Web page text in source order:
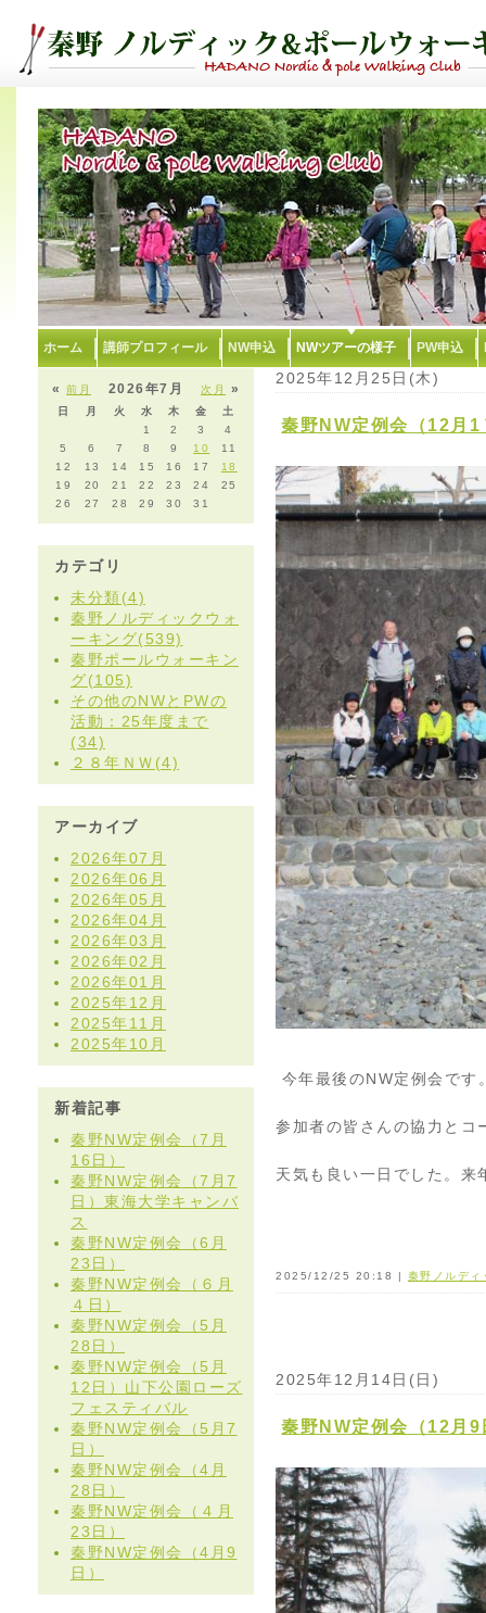
ホーム 講師プロフィール NW申込 NWツアーの様子 PW申込
«前月 次月 »
2026年7月
日 月 火 水 木 金
土
1
2 3
4
5
6 7 8 9 10
11
12
13 14 15 16 17
18
19
20 21 22 23 24
25
26
27 28 29 30 31
カテゴリ
未分類(4)
秦野ノルディックウォ
ーキング(539)
秦野ポールウォーキン
グ(105)
その他のNWとPWの
活動：25年度まで
(34)
２８年ＮＷ(4)
アーカイブ
2026年07月
2026年06月
2026年05月
2026年04月
2026年03月
2026年02月
2026年01月
2025年12月
2025年11月
2025年10月
新着記事
秦野NW定例会（7月
16日）
秦野NW定例会（7月7
日）東海大学キャンバ
ス
秦野NW定例会（6月
23日）
秦野NW定例会（６月
４日）
秦野NW定例会（5月
28日）
秦野NW定例会（5月
12日）山下公園ローズ
フェスティバル
秦野NW定例会（5月7
日）
秦野NW定例会（4月
28日）
秦野NW定例会（４月
23日）
秦野NW定例会（4月9
日）
2025年12月25日(木)
秦野NW定例会（12月1
今年最後のNW定例会です
参加者の皆さんの協力とコ
天気も良い一日でした。来
2025/12/25 20:18 | 秦野ノルディ
2025年12月14日(日)
秦野NW定例会（12月9